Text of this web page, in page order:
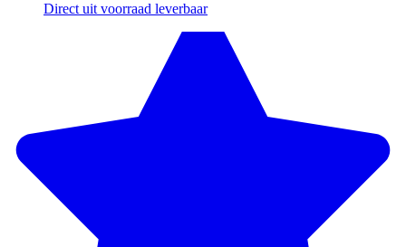
Direct uit voorraad leverbaar